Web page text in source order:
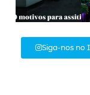
Siga-nos no